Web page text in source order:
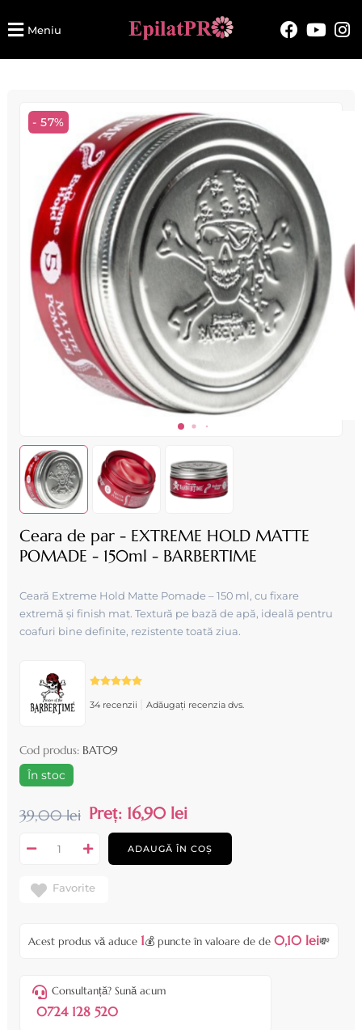
Meniu
- 57%
Ceara de par - EXTREME HOLD MATTE
POMADE - 150ml - BARBERTIME
Ceară Extreme Hold Matte Pomade – 150 ml, cu fixare
extremă și finish mat. Textură pe bază de apă, ideală pentru
coafuri bine definite, rezistente toată ziua.
34 recenzii Adăugați recenzia dvs.
Cod produs: BAT09
În stoc
39,00 lei Preț: 16,90 lei
ADAUGĂ ÎN COȘ
Favorite
Acest produs vă aduce 1💰 puncte în valoare de de 0,10 lei💸
Consultanță? Sună acum
0724 128 520